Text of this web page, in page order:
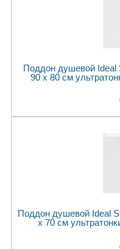
Поддон душевой Ideal
90 x 80 см
Поддон душевой Ideal
x 70 см